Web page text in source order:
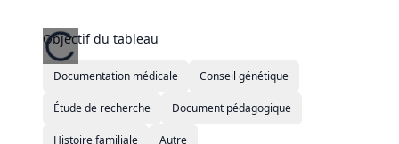
Objectif du tableau
Documentation médicale Conseil génétique
Étude de recherche Document pédagogique
Histoire familiale Autre